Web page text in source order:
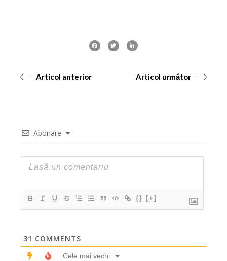
Articol anterior Articol următor
Abonare
{} [+]
31 COMMENTS
Cele mai vechi